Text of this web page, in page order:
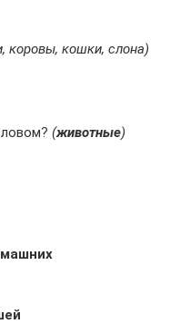
коровы, кошки, слона)
(животные)